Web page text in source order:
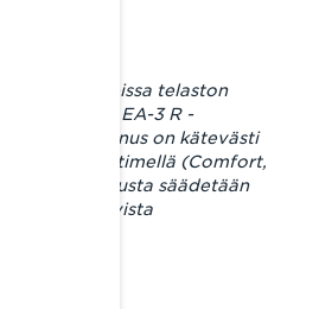
RE -malleissa telaston
PRO 46 EA-3 R -
on kätevästi
säätimellä (Comfort,
säädetään
olevasta ruuvista